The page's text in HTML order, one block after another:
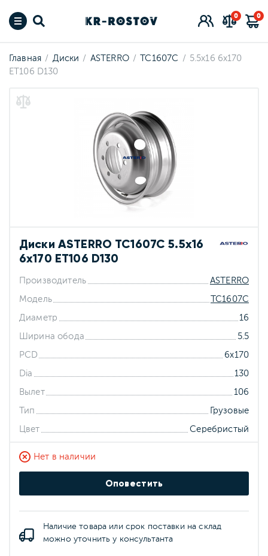
0 0
Главная Диски ASTERRO TC1607C
5.5x16 6x170
ET106 D130
Диски ASTERRO TC1607C 5.5x16
6x170 ET106 D130
Производитель ASTERRO
Модель TC1607C
Диаметр 16
Ширина обода 5.5
PCD 6x170
Dia 130
Вылет 106
Тип Грузовые
Цвет Серебристый
Нет в наличии
Оповестить
Наличие товара или срок поставки на склад
можно уточнить у консультанта